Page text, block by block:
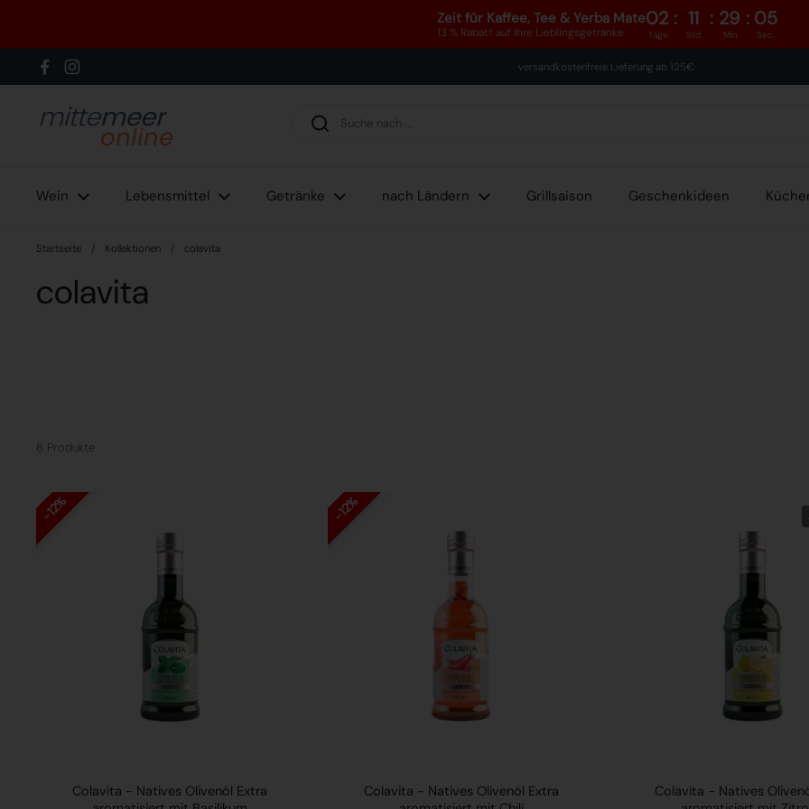
Zeit für Kaffee, Tee & Yerba Mate
13 % Rabatt auf Ihre Lieblingsgetränke
02 : 11 : 29 : 05
Tage Std. Min Sec.
Zum Inhalt springen
FacebookInstagram
versandkostenfreie Lieferung ab 125€
Wein Lebensmittel Getränke nach Ländern Grillsaison Geschenkideen
Startseite / Kollektionen / colavita
colavita
6 Produkte
12%
Colavita - Natives Olivenöl Extra
12%
Colavita - Natives Olivenöl Extra
Colavita - Natives